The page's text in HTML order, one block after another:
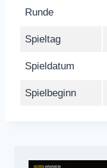
Runde
Spieltag
Spieldatum
Spielbeginn